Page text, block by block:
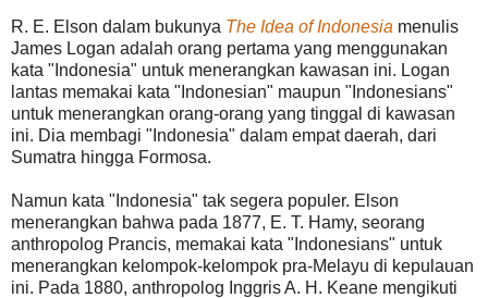
R. E. Elson dalam bukunya The Idea of Indonesia menulis
James Logan adalah orang pertama yang menggunakan
kata "Indonesia" untuk menerangkan kawasan ini. Logan
lantas memakai kata "Indonesian" maupun "Indonesians"
untuk menerangkan orang-orang yang tinggal di kawasan
ini. Dia membagi "Indonesia" dalam empat daerah, dari
Sumatra hingga Formosa.
Namun kata "Indonesia" tak segera populer. Elson
menerangkan bahwa pada 1877, E. T. Hamy, seorang
anthropolog Prancis, memakai kata "Indonesians" untuk
menerangkan kelompok-kelompok pra-Melayu di kepulauan
ini. Pada 1880, anthropolog Inggris A. H. Keane mengikuti